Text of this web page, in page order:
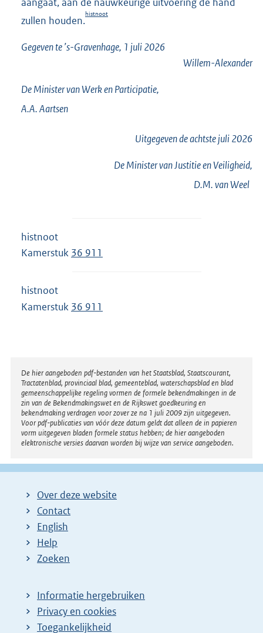
zullen houden.
histnoot
Gegeven te ’s-Gravenhage, 1 juli 2026
Willem-Alexander
De Minister van Werk en Participatie,
A.A.Aartsen
Uitgegeven deachtstejuli 2026
De Minister van Justitie en Veiligheid,
D.M. vanWeel
histnoot
Kamerstuk 36 911
histnoot
Kamerstuk 36 911
Disclaimer
De hier aangeboden pdf-bestanden van het Staatsblad, Staatscourant,
Tractatenblad, provinciaal blad, gemeenteblad, waterschapsblad en blad
gemeenschappelijke regeling vormen de formele bekendmakingen in de
zin van de Bekendmakingswet en de Rijkswet goedkeuring en
bekendmaking verdragen voor zover ze na 1 juli 2009 zijn uitgegeven.
Voor pdf-publicaties van vóór deze datum geldt dat alleen de in papieren
vorm uitgegeven bladen formele status hebben; de hier aangeboden
elektronische versies daarvan worden bij wijze van service aangeboden.
Over deze website
Contact
English
Help
Zoeken
Informatie hergebruiken
Privacy en cookies
Toegankelijkheid